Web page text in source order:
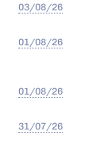
03/08/26
01/08/26
01/08/26
31/07/26